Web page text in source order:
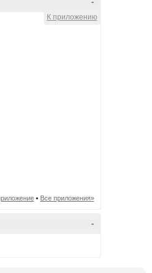
К приложению
• Все приложения»
-